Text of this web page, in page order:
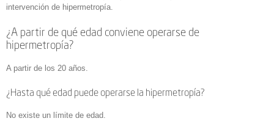
intervención de hipermetropía.
¿A partir de qué edad conviene operarse de
hipermetropía?
A partir de los 20 años.
¿Hasta qué edad puede operarse la hipermetropía?
No existe un límite de edad.